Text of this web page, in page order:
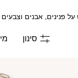
פנינים, אבנים וצבעים
סינון